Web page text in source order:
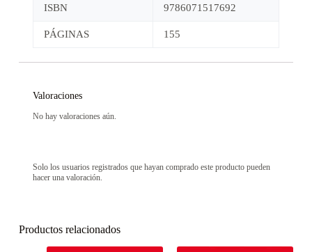
ISBN 9786071517692
PÁGINAS 155
Valoraciones
No hay valoraciones aún.
Solo los usuarios registrados que hayan comprado este producto pueden
hacer una valoración.
Productos relacionados